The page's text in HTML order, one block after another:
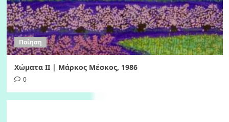
Ποίηση
Χώματα II | Μάρκος Μέσκος, 1986
0